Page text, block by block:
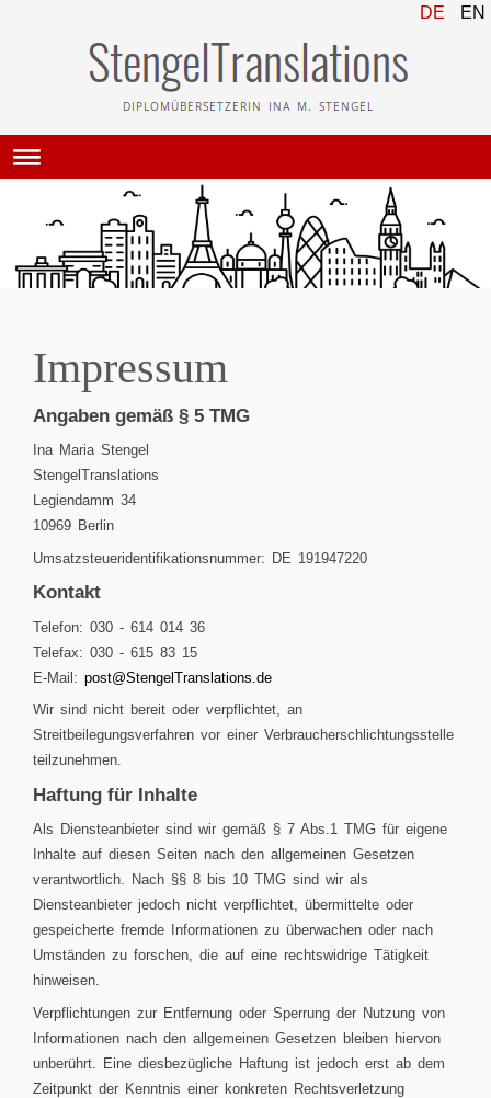
DE EN
Impressum
Angaben gemäß § 5 TMG
Ina Maria Stengel
StengelTranslations
Legiendamm 34
10969 Berlin
Umsatzsteueridentifikationsnummer: DE 191947220
Kontakt
Telefon: 030 - 614 014 36
Telefax: 030 - 615 83 15
E-Mail: post@StengelTranslations.de
Wir sind nicht bereit oder verpflichtet, an
Streitbeilegungsverfahren vor einer Verbraucherschlichtungsstelle
teilzunehmen.
Haftung für Inhalte
Als Diensteanbieter sind wir gemäß § 7 Abs.1 TMG für eigene
Inhalte auf diesen Seiten nach den allgemeinen Gesetzen
verantwortlich. Nach §§ 8 bis 10 TMG sind wir als
Diensteanbieter jedoch nicht verpflichtet, übermittelte oder
gespeicherte fremde Informationen zu überwachen oder nach
Umständen zu forschen, die auf eine rechtswidrige Tätigkeit
hinweisen.
Verpflichtungen zur Entfernung oder Sperrung der Nutzung von
Informationen nach den allgemeinen Gesetzen bleiben hiervon
unberührt. Eine diesbezügliche Haftung ist jedoch erst ab dem
Zeitpunkt der Kenntnis einer konkreten Rechtsverletzung